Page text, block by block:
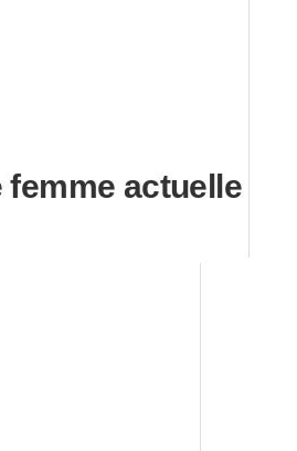
femme actuelle